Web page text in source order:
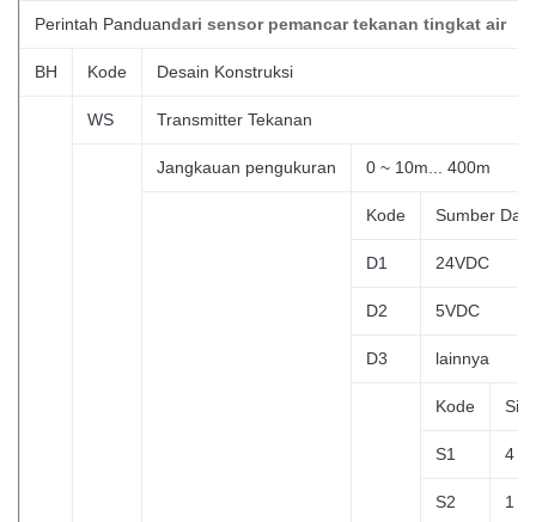
Perintah Panduandari sensor pemancar tekanan tingkat air
BH Kode Desain Konstruksi
WS Transmitter Tekanan
Jangkauan pengukuran 0 ~ 10m... 400m
Kode Sumber
D1 24VDC
D2 5VDC
D3 lainnya
Kode
S1 4 ~
S2 1 ~